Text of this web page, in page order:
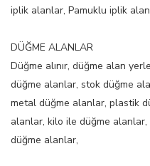
iplik alanlar, Pamuklu iplik
DÜĞME ALANLAR
Düğme alınır, düğme alan
düğme alanlar, stok düğme
metal düğme alanlar, plastik
alanlar, kilo ile düğme
düğme alanlar,